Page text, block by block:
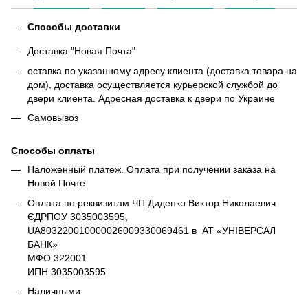
Способы доставки
Доставка "Новая Почта"
оставка по указанному адресу клиента (доставка товара на
дом), доставка осуществляется курьерской службой до
двери клиента. Адресная доставка к двери по Украине
Самовывоз
Способы оплаты
Наложенный платеж. Оплата при получении заказа на
Новой Почте.
Оплата по реквизитам ЧП Диденко Виктор Николаевич
ЄДРПОУ 3035003595,
UA803220010000026009330069461 в АТ «УНІВЕРСАЛ
БАНК»
МФО 322001
ИПН 3035003595
Наличными